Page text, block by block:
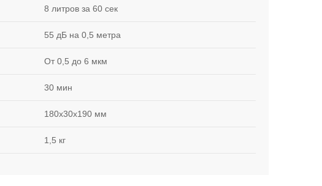
8 литров за 60 сек
55 дБ на 0,5 метра
От 0,5 до 6 мкм
30 мин
180х30х190 мм
1,5 кг